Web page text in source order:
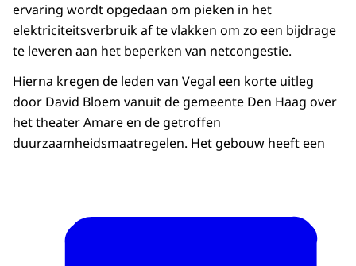
ervaring wordt opgedaan om pieken in het
elektriciteitsverbruik af te vlakken om zo een bijdrage
te leveren aan het beperken van netcongestie.
Hierna kregen de leden van Vegal een korte uitleg
door David Bloem vanuit de gemeente Den Haag over
het theater Amare en de getroffen
duurzaamheidsmaatregelen. Het gebouw heeft een